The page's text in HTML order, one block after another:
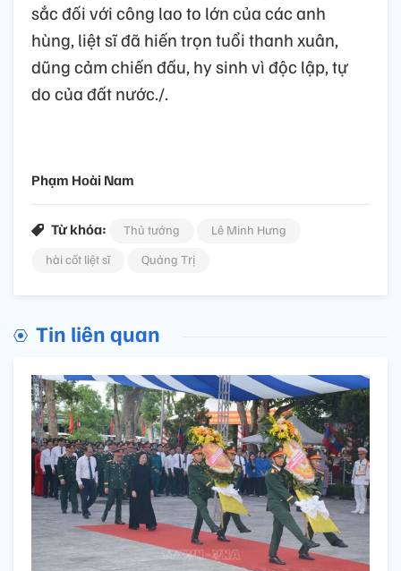
sắc đối với công lao to lớn của các anh
hùng, liệt sĩ đã hiến trọn tuổi thanh xuân,
dũng cảm chiến đấu, hy sinh vì độc lập, tự
do của đất nước./.
Phạm Hoài Nam
Từ khóa: Thủ tướng
Lê Minh Hưng
hài cốt liệt sĩ
Quảng Trị
Tin liên quan